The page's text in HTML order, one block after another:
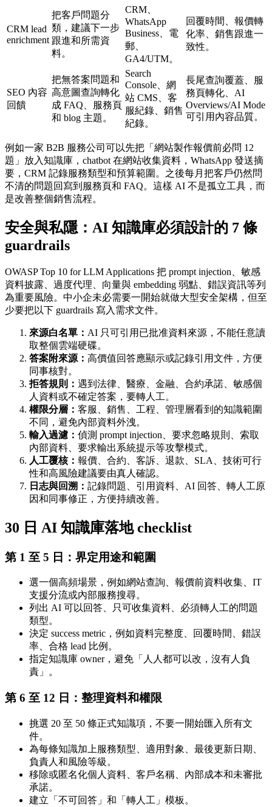
CRM lead
enrichment
把客戶問題分
類，建議下一步
跟進和所需資
料。
CRM、
WhatsApp
Business、電
郵、
GA4/UTM。
回覆時間、報價轉
化率、銷售跟進一
致性。
SEO 內容
回饋
把無答案問題和
高意圖查詢轉化
成 FAQ、服務頁
和 blog 主題。
Search
Console、網
站 CMS、客
服紀錄、銷售
紀錄。
長尾查詢覆蓋、服
務頁轉化、AI
Overviews/AI Mode
可引用內容品質。
例如一家 B2B 服務公司可以先把「網站製作報價前必問 12
題」放入知識庫，chatbot 在網站收集資料，WhatsApp 發送摘
要，CRM 記錄服務類型和預算範圍。之後每月把客戶仍然問
不清的問題回寫到服務頁和 FAQ。這樣 AI 不是孤立工具，而
是改善整個銷售流程。
安全與私隱：AI 知識庫必須設計的 7 條
guardrails
OWASP Top 10 for LLM Applications 把 prompt injection、敏感
資料披露、過度代理、向量與 embedding 弱點、錯誤資訊等列
為重要風險。中小企未必需要一開始就做大型安全架構，但至
少要把以下 guardrails 寫入需求文件。
來源白名單： AI 只可引用已批准資料來源，不能任意讀
取整個雲端硬碟。
答案附來源： 高價值回答應顯示或記錄引用文件，方便
同事核對。
拒答規則： 遇到法律、醫療、金融、合約承諾、敏感個
人資料或不確定答案，要轉人工。
權限分層： 客服、銷售、工程、管理層看到的知識範圍
不同，避免內部資料外洩。
輸入過濾： 偵測 prompt injection、要求忽略規則、索取
內部資料、要求輸出系統提示等攻擊模式。
人工覆核： 報價、合約、客訴、退款、SLA、技術可行
性和高風險建議要由真人確認。
日志與回溯： 記錄問題、引用資料、AI 回答、轉人工原
因和同事修正，方便持續改善。
30 日 AI 知識庫落地 checklist
第 1 至 5 日：界定用途和範圍
選一個高頻場景，例如網站查詢、報價前資料收集、IT
支援分流或內部服務搜尋。
列出 AI 可以回答、只可收集資料、必須轉人工的問題
類型。
決定 success metric，例如資料完整度、回覆時間、錯誤
率、合格 lead 比例。
指定知識庫 owner，避免「人人都可以改，沒有人負
責」。
第 6 至 12 日：整理資料和權限
挑選 20 至 50 條正式知識項，不要一開始匯入所有文
件。
為每條知識加上服務類型、適用對象、最後更新日期、
負責人和風險等級。
移除或匿名化個人資料、客戶名稱、內部成本和未審批
承諾。
建立「不可回答」和「轉人工」模板。